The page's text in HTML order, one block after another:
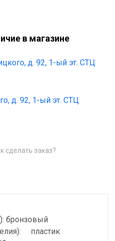
в магазине
д. 92, 1-ый эт. СТЦ
д. 92, 1-ый эт. СТЦ
сделать заказ?
бронзовый
пластик